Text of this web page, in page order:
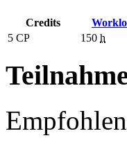
Credits
5 CP 150 h